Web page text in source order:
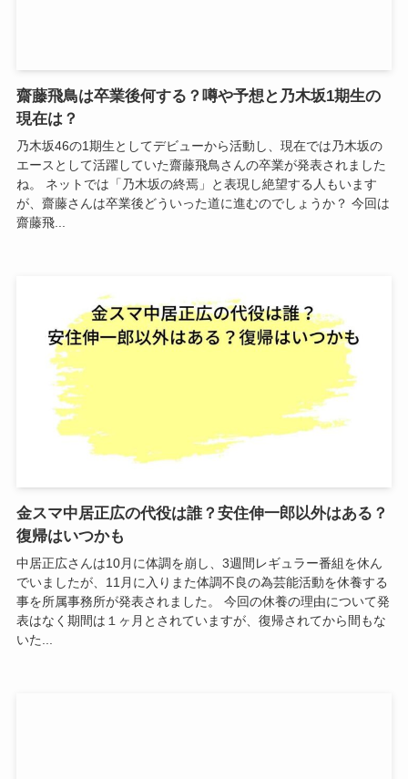
齋藤飛鳥は卒業後何する？噂や予想と乃木坂1期生の
現在は？
乃木坂46の1期生としてデビューから活動し、現在では乃木坂の
エースとして活躍していた齋藤飛鳥さんの卒業が発表されました
ね。 ネットでは「乃木坂の終焉」と表現し絶望する人もいます
が、齋藤さんは卒業後どういった道に進むのでしょうか？ 今回は
齋藤飛...
金スマ中居正広の代役は誰？安住伸一郎以外はある？
復帰はいつかも
中居正広さんは10月に体調を崩し、3週間レギュラー番組を休ん
でいましたが、11月に入りまた体調不良の為芸能活動を休養する
事を所属事務所が発表されました。 今回の休養の理由について発
表はなく期間は１ヶ月とされていますが、復帰されてから間もな
いた...